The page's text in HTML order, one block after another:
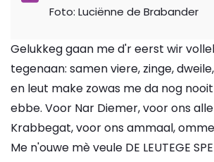
Foto: Luciënne de Brabander
Gelukkeg gaan me d'r eerst wir
tegenaan: samen viere, zinge,
en leut make zowas me da nog
ebbe. Voor Nar Diemer, voor ons
Krabbegat, voor ons ammaal,
Me n'ouwe mè veule DE LEUTEGE